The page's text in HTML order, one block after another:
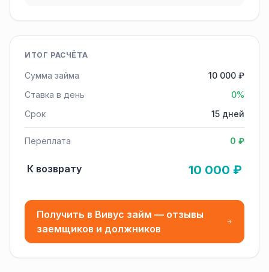
ИТОГ РАСЧЁТА
Сумма займа
10 000 ₽
Ставка в день
0%
Срок
15 дней
Переплата 0 ₽
К возврату 10 000 ₽
Получить в Вивус займ — отзывы
заемщиков и должников